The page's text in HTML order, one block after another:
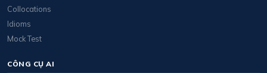
Collocations
Idioms
Mock Test
CÔNG CỤ AI